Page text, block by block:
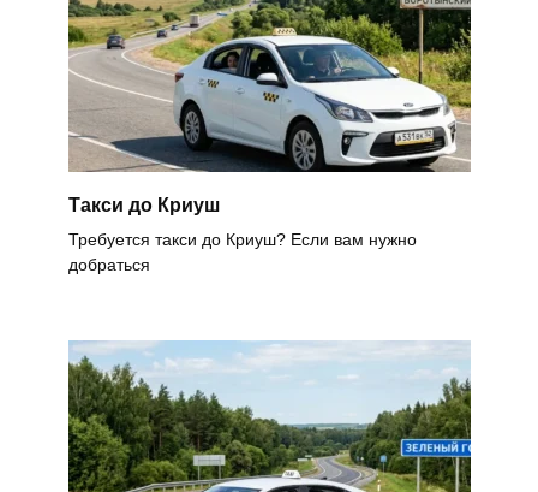
Такси до Криуш
Требуется такси до Криуш? Если вам нужно
добраться